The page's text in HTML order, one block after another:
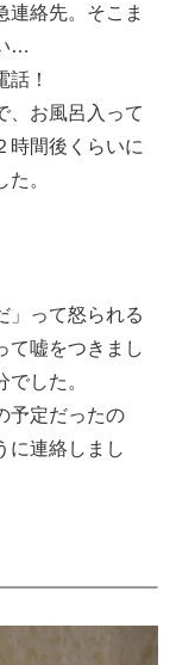
連絡先。そこま
…
！
、お風呂入って
時間後くらいに
。
」って怒られる
て嘘をつきまし
した。
予定だったの
に連絡しまし